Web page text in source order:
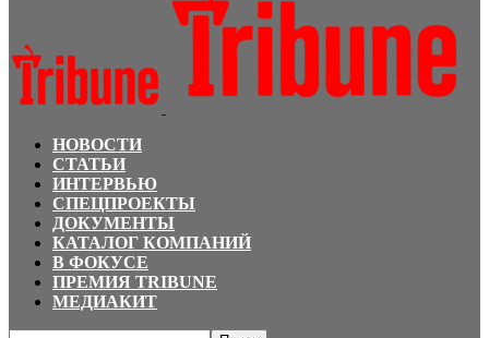
НОВОСТИ
СТАТЬИ
ИНТЕРВЬЮ
СПЕЦПРОЕКТЫ
ДОКУМЕНТЫ
КАТАЛОГ КОМПАНИЙ
В ФОКУСЕ
ПРЕМИЯ TRIBUNE
МЕДИАКИТ